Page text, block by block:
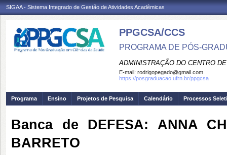
SIGAA - Sistema Integrado de Gestão de Atividades Acadêmicas
PPGCSA/CCS
PROGRAMA DE PÓS-
ADMINISTRAÇÃO DO CENTRO
E-mail: rodrigopegado@gmail.com
https://posgraduacao.ufrn.br/ppgcsa
Programa Ensino Projetos de Pesquisa Calendário Processos
Banca de DEFESA: ANNA
BARRETO